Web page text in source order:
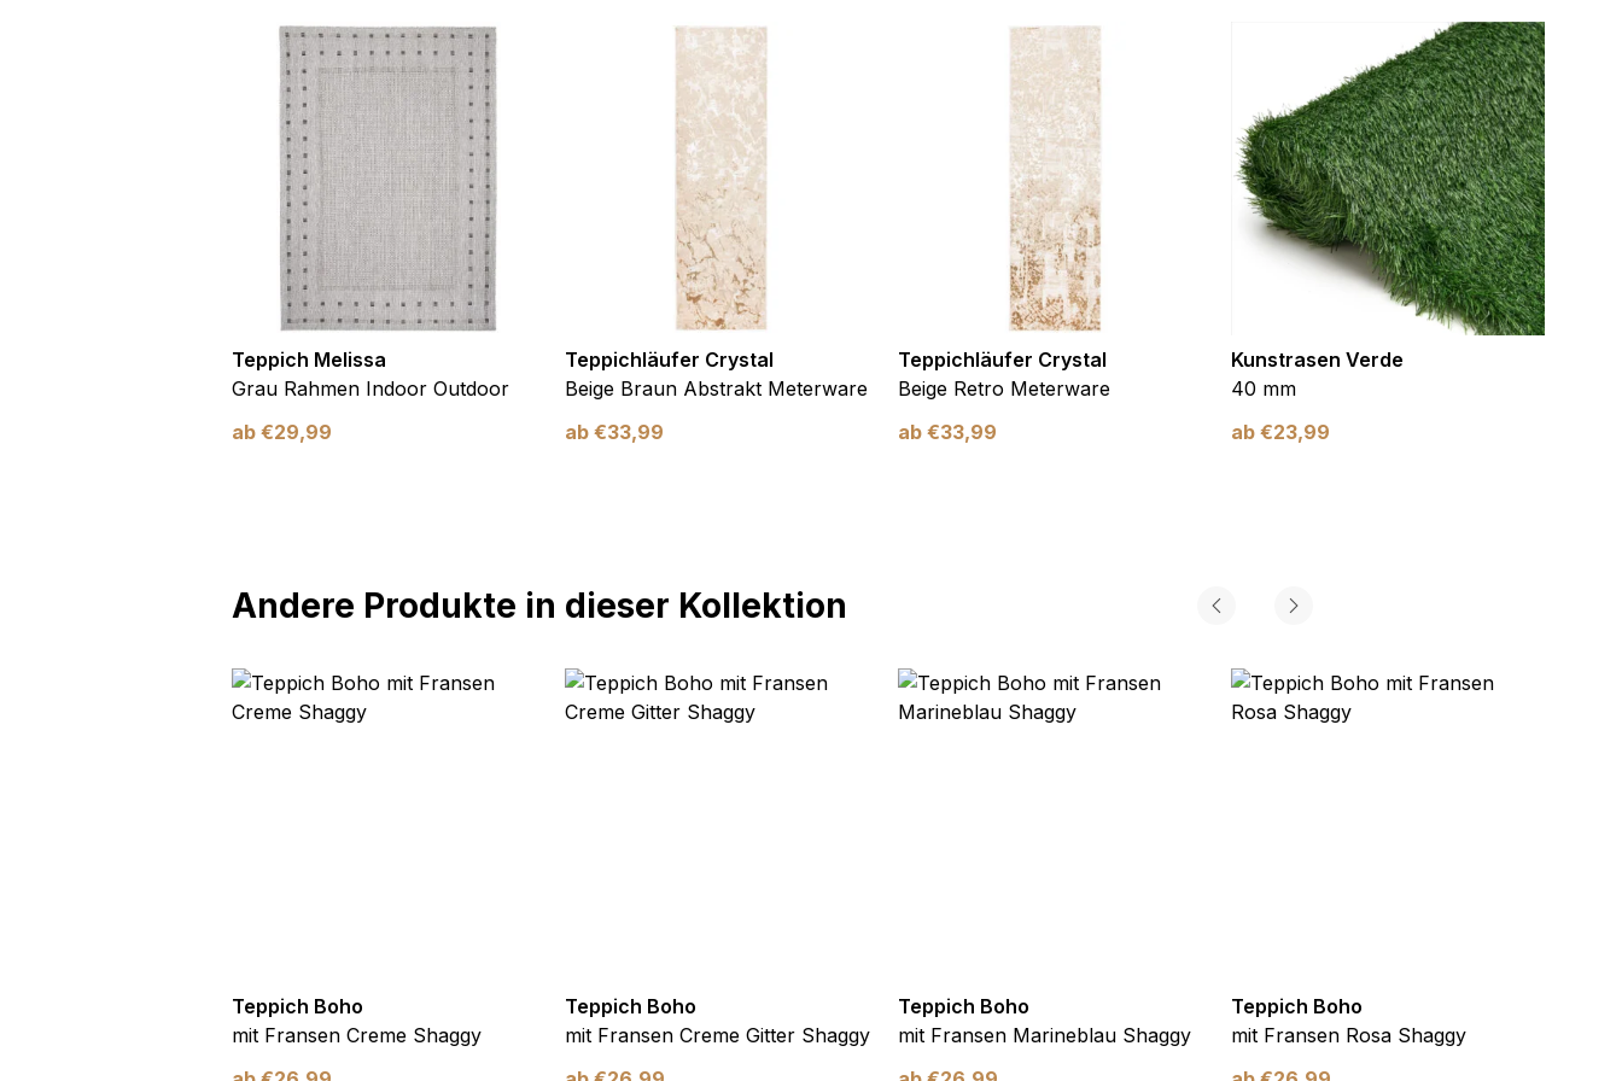
Teppich Melissa
Grau Rahmen Indoor Outdoor
ab €29,99
Teppichläufer Crystal
Beige Braun Abstrakt Meterware
ab €33,99
Teppichläufer Crystal
Beige Retro Meterware
ab €33,99
Kunstrasen Verde
40 mm
ab €23,99
Andere Produkte in dieser Kollektion
Teppich Boho
mit Fransen Creme Shaggy
Teppich Boho
mit Fransen Creme Gitter Shaggy
Teppich Boho
mit Fransen Marineblau Shaggy
Teppich Boho
mit Fransen Rosa Shaggy